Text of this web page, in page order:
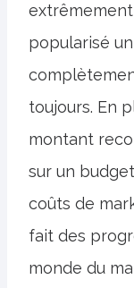
popularisé
toujours. En
montant
sur un
coûts de
fait des
monde du